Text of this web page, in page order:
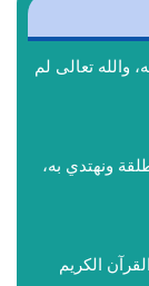
والله تعالى لم
ونهتدي به،
الكريم